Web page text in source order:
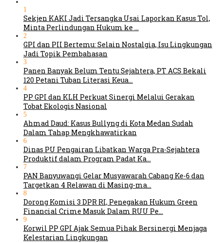
1
Sekjen KAKI Jadi Tersangka Usai Laporkan Kasus Tol,
Minta Perlindungan Hukum ke …
2
GPI dan PII Bertemu: Selain Nostalgia, Isu Lingkungan
Jadi Topik Pembahasan
3
Panen Banyak Belum Tentu Sejahtera, PT ACS Bekali
120 Petani Tuban Literasi Keua…
4
PP GPI dan KLH Perkuat Sinergi Melalui Gerakan
Tobat Ekologis Nasional
5
Ahmad Daud: Kasus Bullyng di Kota Medan Sudah
Dalam Tahap Mengkhawatirkan
6
Dinas PU Pengairan Libatkan Warga Pra-Sejahtera
Produktif dalam Program Padat Ka…
7
PAN Banyuwangi Gelar Musyawarah Cabang Ke-6 dan
Targetkan 4 Relawan di Masing-ma…
8
Dorong Komisi 3 DPR RI, Penegakan Hukum Green
Financial Crime Masuk Dalam RUU Pe…
9
Korwil PP GPI Ajak Semua Pihak Bersinergi Menjaga
Kelestarian Lingkungan